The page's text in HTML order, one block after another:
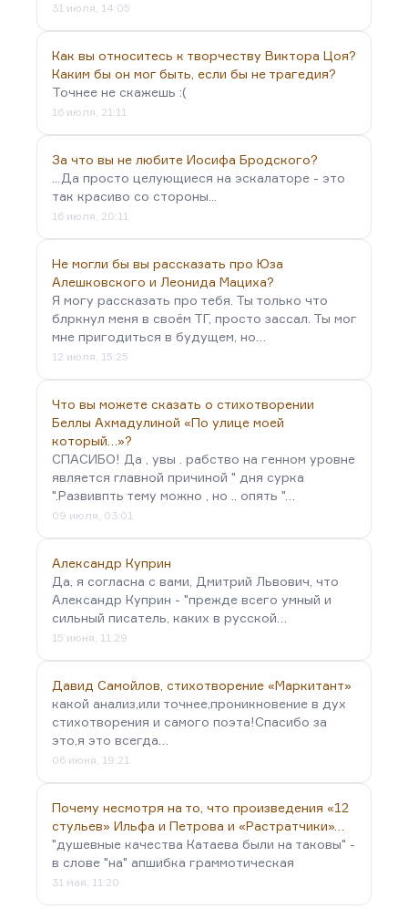
31 июля, 14:05
Как вы относитесь к творчеству Виктора Цоя?
Каким бы он мог быть, если бы не трагедия?
Точнее не скажешь :(
16 июля, 21:11
За что вы не любите Иосифа Бродского?
...Да просто целующиеся на эскалаторе - это
так красиво со стороны...
16 июля, 20:11
Не могли бы вы рассказать про Юза
Алешковского и Леонида Мациха?
Я могу рассказать про тебя. Ты только что
блркнул меня в своём ТГ, просто зассал. Ты мог
мне пригодиться в будущем, но…
12 июля, 15:25
Что вы можете сказать о стихотворении
Беллы Ахмадулиной «По улице моей
который…»?
СПАСИБО! Да , увы . рабство на генном уровне
является главной причиной " дня сурка
".Развивпть тему можно , но .. опять "…
09 июля, 03:01
Александр Куприн
Да, я согласна с вами, Дмитрий Львович, что
Александр Куприн - "прежде всего умный и
сильный писатель, каких в русской…
15 июня, 11:29
Давид Самойлов, стихотворение «Маркитант»
какой анализ,или точнее,проникновение в дух
стихотворения и самого поэта!Спасибо за
это,я это всегда…
06 июня, 19:21
Почему несмотря на то, что произведения «12
стульев» Ильфа и Петрова и «Растратчики»…
"душевные качества Катаева были на таковы" -
в слове "на" апшибка граммотическая
31 мая, 11:20